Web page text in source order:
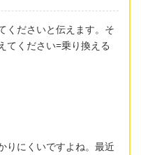
くださいと伝えます。そ
ください=乗り換える
りにくいですよね。最近